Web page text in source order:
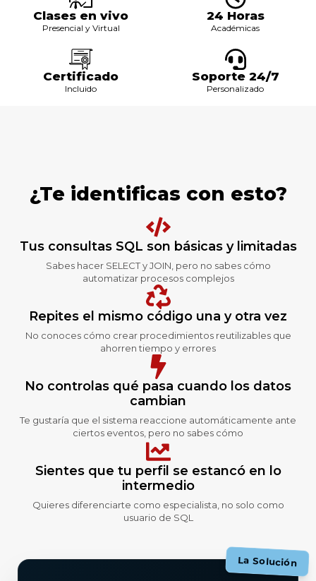
Clases en vivo
Presencial y Virtual
24 Horas
Académicas
Certificado
Incluido
Soporte 24/7
Personalizado
¿Te identificas con esto?
Tus consultas SQL son básicas y limitadas
Sabes hacer SELECT y JOIN, pero no sabes cómo
automatizar procesos complejos
Repites el mismo código una y otra vez
No conoces cómo crear procedimientos reutilizables que
ahorren tiempo y errores
No controlas qué pasa cuando los datos
cambian
Te gustaría que el sistema reaccione automáticamente ante
ciertos eventos, pero no sabes cómo
Sientes que tu perfil se estancó en lo
intermedio
Quieres diferenciarte como especialista, no solo como
usuario de SQL
La Solución